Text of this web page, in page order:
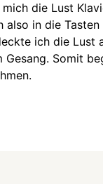
die Lust
also in die Tasten
ich die Lust
Somit